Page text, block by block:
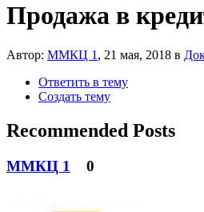
Продажа в
Автор: ММКЦ 1 , 21 мая, 2018 в
Ответить в тему
Создать тему
Recommended Posts
ММКЦ 1 0